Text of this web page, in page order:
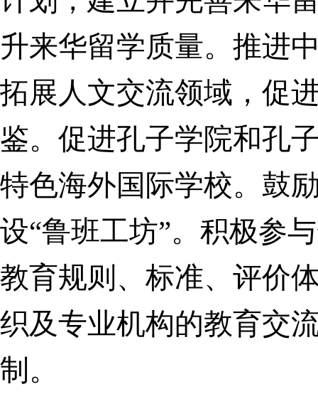
升来华留学质量。 推进
拓展人文交流领域，促
鉴。 促进孔子学院和孔
特色海外国际学校。鼓
设“鲁班工坊”。 积极参
教育规则、标准、评价
织及专业机构的教育交
制。